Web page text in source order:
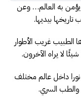
به العالم… وعن
بيديها.
الطبيب غريب الأطوار
لا يراه الآخرون.
نورا داخل عالم مختلف
والطب السري.